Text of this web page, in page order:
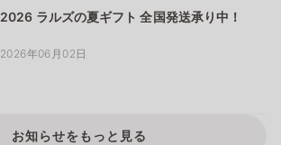
2026 ラルズの夏ギフト 全国発送承り中！
2026年06月02日
お知らせをもっと見る